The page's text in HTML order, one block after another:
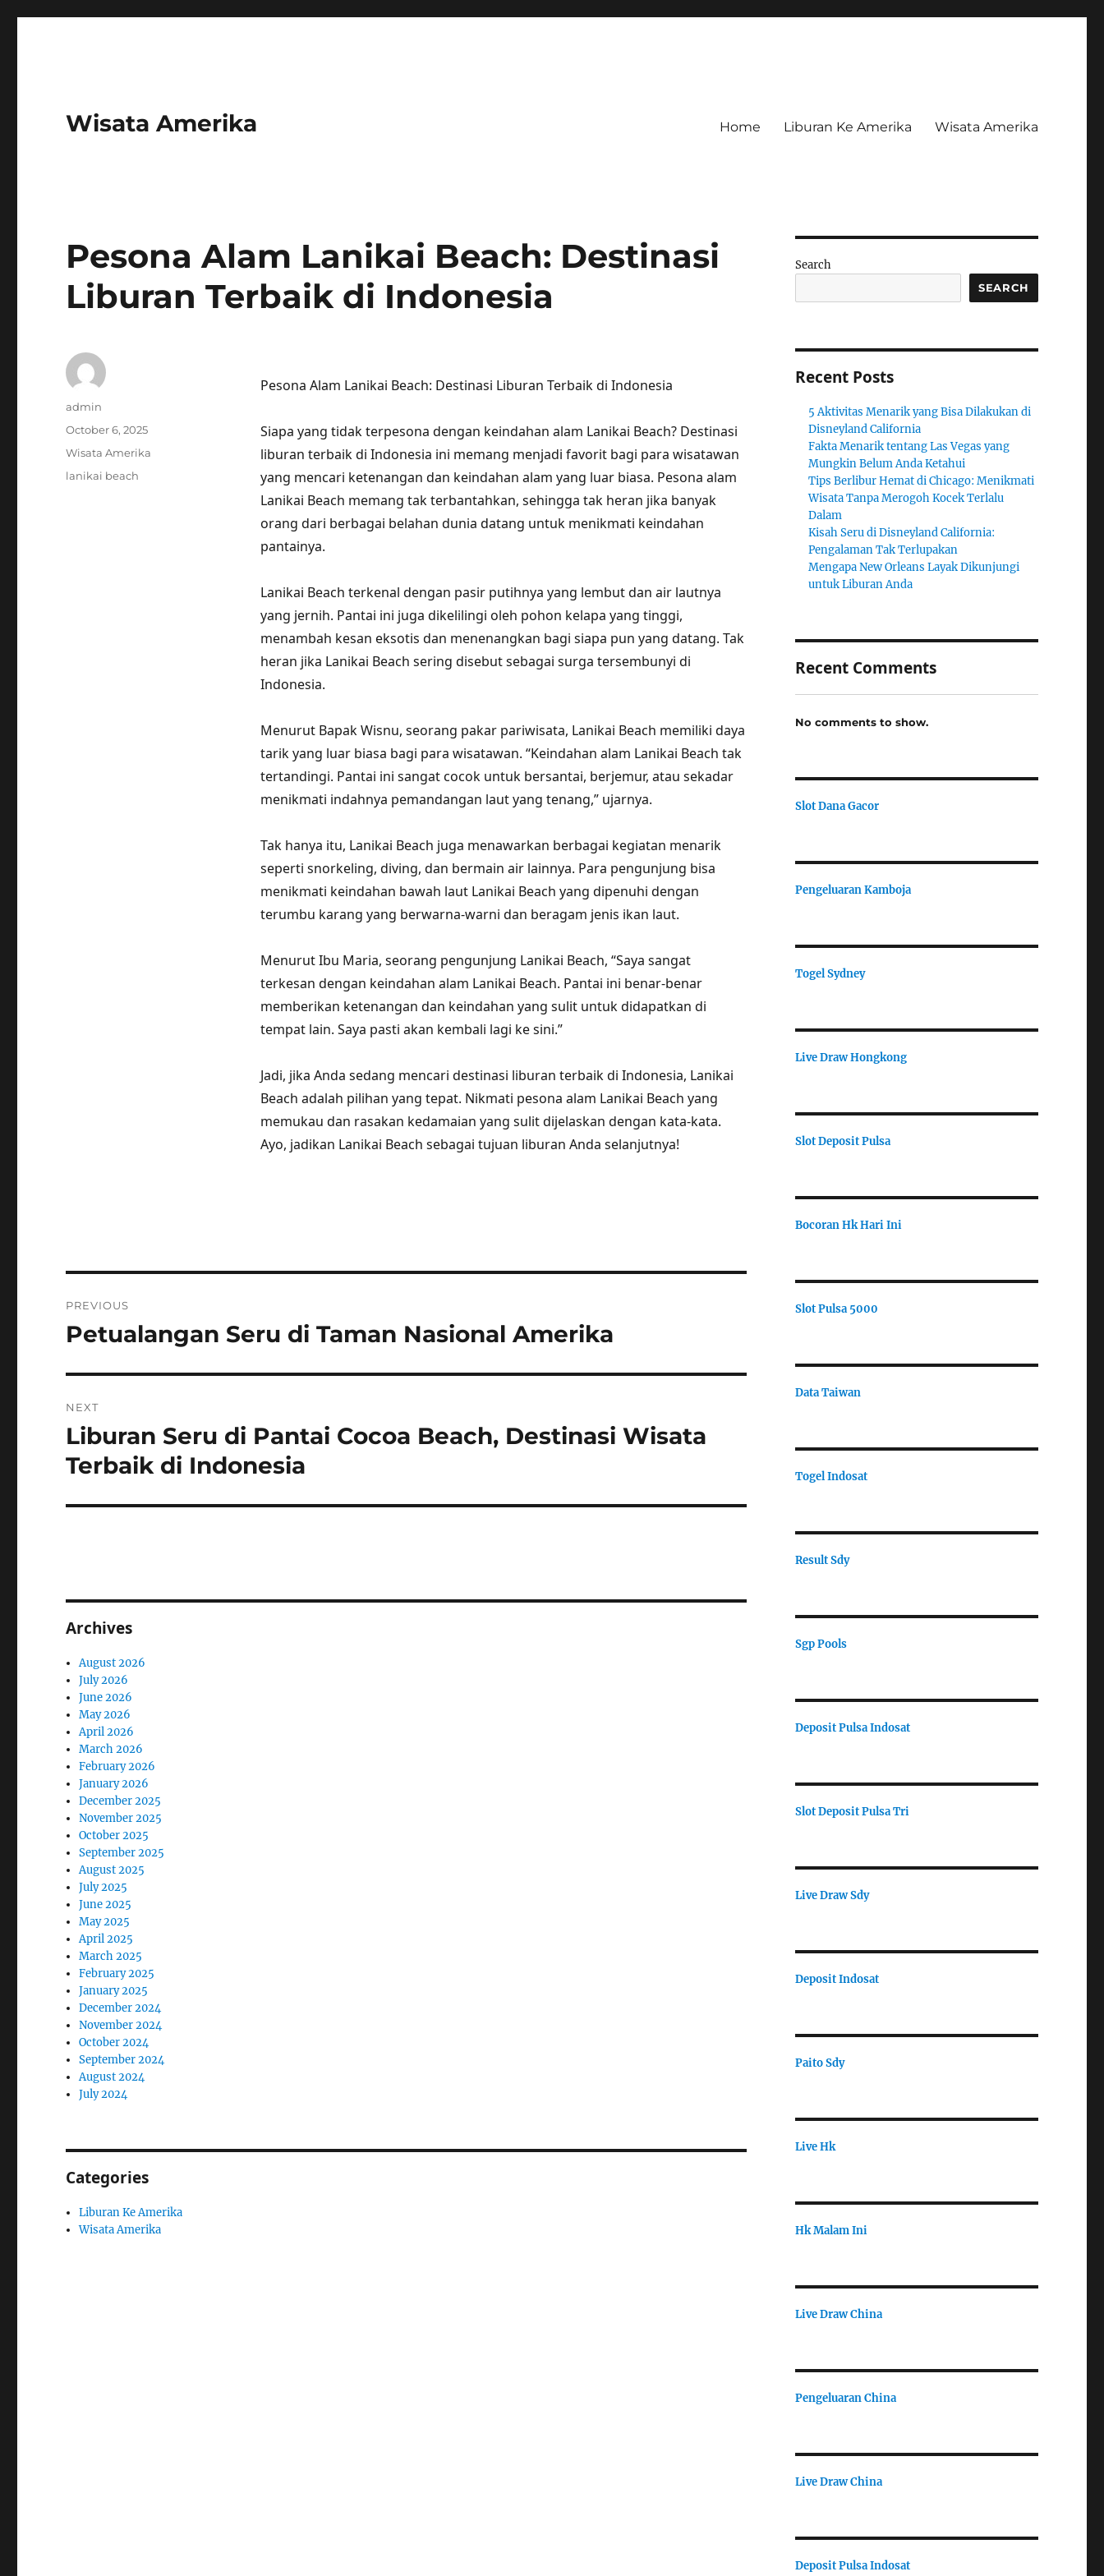
Wisata Amerika Home Liburan Ke Amerika Wisata Amerika
Pesona Alam Lanikai Beach: Destinasi
Liburan Terbaik di Indonesia
Pesona Alam Lanikai Beach: Destinasi Liburan Terbaik di Indonesia
Siapa yang tidak terpesona dengan keindahan alam Lanikai Beach? Destinasi
liburan terbaik di Indonesia ini memang menjadi favorit bagi para wisatawan
yang mencari ketenangan dan keindahan alam yang luar biasa. Pesona alam
Lanikai Beach memang tak terbantahkan, sehingga tak heran jika banyak
orang dari berbagai belahan dunia datang untuk menikmati keindahan
pantainya.
Lanikai Beach terkenal dengan pasir putihnya yang lembut dan air lautnya
yang jernih. Pantai ini juga dikelilingi oleh pohon kelapa yang tinggi,
menambah kesan eksotis dan menenangkan bagi siapa pun yang datang. Tak
heran jika Lanikai Beach sering disebut sebagai surga tersembunyi di
Indonesia.
Menurut Bapak Wisnu, seorang pakar pariwisata, Lanikai Beach memiliki daya
tarik yang luar biasa bagi para wisatawan. “Keindahan alam Lanikai Beach tak
tertandingi. Pantai ini sangat cocok untuk bersantai, berjemur, atau sekadar
menikmati indahnya pemandangan laut yang tenang,” ujarnya.
Tak hanya itu, Lanikai Beach juga menawarkan berbagai kegiatan menarik
seperti snorkeling, diving, dan bermain air lainnya. Para pengunjung bisa
menikmati keindahan bawah laut Lanikai Beach yang dipenuhi dengan
terumbu karang yang berwarna-warni dan beragam jenis ikan laut.
Menurut Ibu Maria, seorang pengunjung Lanikai Beach, “Saya sangat
terkesan dengan keindahan alam Lanikai Beach. Pantai ini benar-benar
memberikan ketenangan dan keindahan yang sulit untuk didapatkan di
tempat lain. Saya pasti akan kembali lagi ke sini.”
Jadi, jika Anda sedang mencari destinasi liburan terbaik di Indonesia, Lanikai
Beach adalah pilihan yang tepat. Nikmati pesona alam Lanikai Beach yang
memukau dan rasakan kedamaian yang sulit dijelaskan dengan kata-kata.
Ayo, jadikan Lanikai Beach sebagai tujuan liburan Anda selanjutnya!
Author
admin
Posted
on
October 6, 2025
Categories
Wisata Amerika
Tags
lanikai beach
navigation
PREVIOUS
Previous
Petualangan Seru di Taman Nasional Amerika
NEXT
Next
post:
Liburan Seru di Pantai Cocoa Beach, Destinasi Wisata
Terbaik di Indonesia
Archives
August 2026
July 2026
June 2026
May 2026
April 2026
March 2026
February 2026
January 2026
December 2025
November 2025
October 2025
September 2025
August 2025
July 2025
June 2025
May 2025
April 2025
March 2025
February 2025
January 2025
December 2024
November 2024
October 2024
September 2024
August 2024
July 2024
Categories
Liburan Ke Amerika
Wisata Amerika
Search
SEARCH
Recent Posts
5 Aktivitas Menarik yang Bisa Dilakukan di
Disneyland California
Fakta Menarik tentang Las Vegas yang
Mungkin Belum Anda Ketahui
Tips Berlibur Hemat di Chicago: Menikmati
Wisata Tanpa Merogoh Kocek Terlalu
Dalam
Kisah Seru di Disneyland California:
Pengalaman Tak Terlupakan
Mengapa New Orleans Layak Dikunjungi
untuk Liburan Anda
Recent Comments
No comments to show.
Slot Dana Gacor
Pengeluaran Kamboja
Togel Sydney
Live Draw Hongkong
Slot Deposit Pulsa
Bocoran Hk Hari Ini
Slot Pulsa 5000
Data Taiwan
Togel Indosat
Result Sdy
Sgp Pools
Deposit Pulsa Indosat
Slot Deposit Pulsa Tri
Live Draw Sdy
Deposit Indosat
Paito Sdy
Live Hk
Hk Malam Ini
Live Draw China
Pengeluaran China
Live Draw China
Deposit Pulsa Indosat